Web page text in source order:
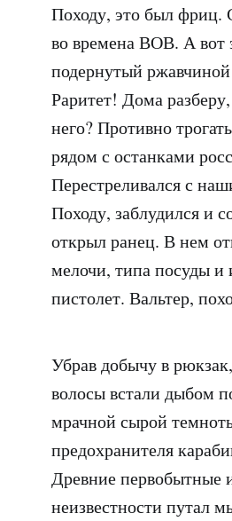
Походу, это был фриц.
во временаВОВ. А вот
подернутый
Раритет! Дома
него? Противно
рядом с останками
Перестреливался с
Походу, заблудился и
открыл ранец. В нем
мелочи, типа посуды и
пистолет. Вальтер,
Убрав добычу в
волосы встали дыбом
мрачной сырой
предохранителя
Древние первобытные
неизвестности путал